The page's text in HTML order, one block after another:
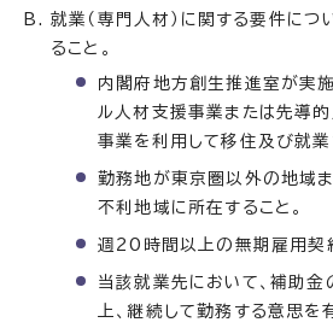
就業（専門人材）に関する要件につ
ること。
内閣府地方創生推進室が実施
ル人材支援事業または先導
事業を利用して移住及び就業
勤務地が東京圏以外の地域
不利地域に所在すること。
週20時間以上の無期雇用契
当該就業先において、補助
上、継続して勤務する意思を